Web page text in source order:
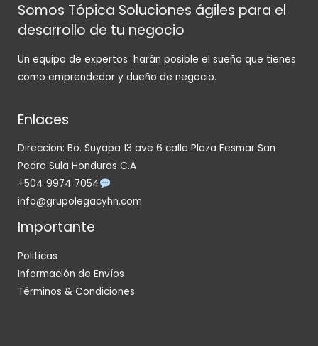
Somos Tópica Soluciones ágiles para el
desarrollo de tu negocio
Un equipo de expertos harán posible el sueño que tienes
como emprendedor y dueño de negocio.
Enlaces
Direccion: Bo. Suyapa 13 ave 6 calle Plaza Fesmar San
Pedro Sula Honduras C.A
+504 9974 7054
info@grupolegacyhn.com
Importante
Politicas
Información de Envíos
Términos & Condiciones